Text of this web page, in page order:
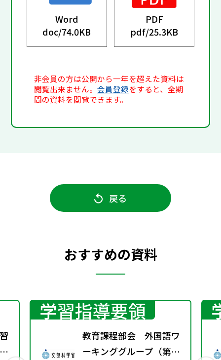
Word
doc/74.0KB
PDF
pdf/25.3KB
非会員の方は公開から一年を超えた資料は
閲覧出来ません。会員登録をすると、全期
間の資料を閲覧できます。
戻る
おすすめの資料
学習指導要領
教育課程部会 外国語ワ
ーキンググループ（第7